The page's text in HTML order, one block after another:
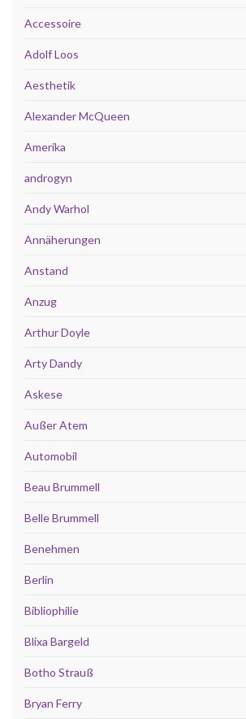
Accessoire
Adolf Loos
Aesthetik
Alexander McQueen
Amerika
androgyn
Andy Warhol
Annäherungen
Anstand
Anzug
Arthur Doyle
Arty Dandy
Askese
Außer Atem
Automobil
Beau Brummell
Belle Brummell
Benehmen
Berlin
Bibliophilie
Blixa Bargeld
Botho Strauß
Bryan Ferry